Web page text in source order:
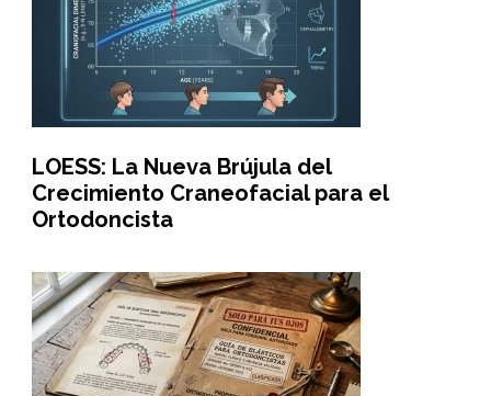
LOESS: La Nueva Brújula del
Crecimiento Craneofacial para el
Ortodoncista